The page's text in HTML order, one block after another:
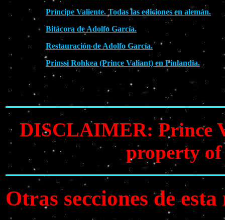
Príncipe Valiente. Todas las ediciones en alemán.
Bitácora de Adolfo García.
Restauración de Adolfo García.
Prinssi Rohkea (Prince Valiant) en Finlandia.
DISCLAIMER: Prince
property of
Otras secciones de